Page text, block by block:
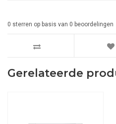
0 sterren op basis van 0 beoordelingen
Gerelateerde